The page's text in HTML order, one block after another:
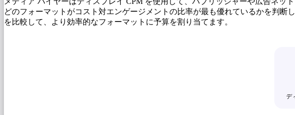
どのフォーマットがコスト対エンゲージメントの比率が最も優れているかを判
を比較して、より効率的なフォーマットに予算を割り当てます。
デ